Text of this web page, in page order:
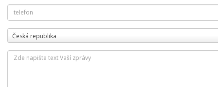
Česká republika